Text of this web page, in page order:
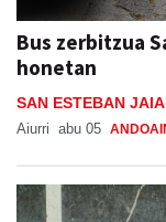
Bus zerbitzua
honetan
SAN ESTEBAN
Aiurri abu 05